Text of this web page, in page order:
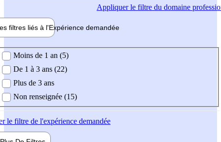
Appliquerle filtre du domaine
filtres liés à l'Expérience demandée
demandée
Moins de 1 an (5)
De 1 à 3 ans (22)
Plus de 3 ans
Non renseignée (15)
le filtre de l'expérience demandée